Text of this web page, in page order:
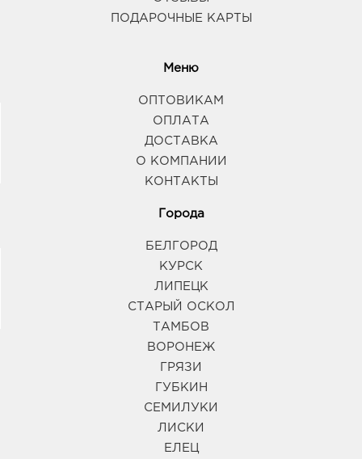
ПОДАРОЧНЫЕ КАРТЫ
Меню
ОПТОВИКАМ
ОПЛАТА
ДОСТАВКА
О КОМПАНИИ
КОНТАКТЫ
Города
БЕЛГОРОД
КУРСК
ЛИПЕЦК
СТАРЫЙ ОСКОЛ
ТАМБОВ
ВОРОНЕЖ
ГРЯЗИ
ГУБКИН
СЕМИЛУКИ
ЛИСКИ
ЕЛЕЦ